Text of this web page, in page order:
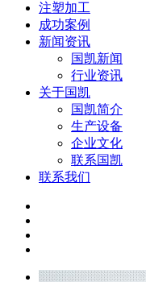
注塑加工
成功案例
新闻资讯
国凯新闻
行业资讯
关于国凯
国凯简介
生产设备
企业文化
联系国凯
联系我们